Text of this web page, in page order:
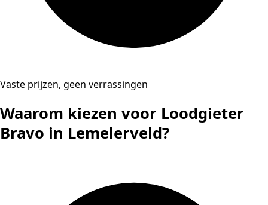
Vaste prijzen, geen verrassingen
Waarom kiezen voor Loodgieter
Bravo in Lemelerveld?